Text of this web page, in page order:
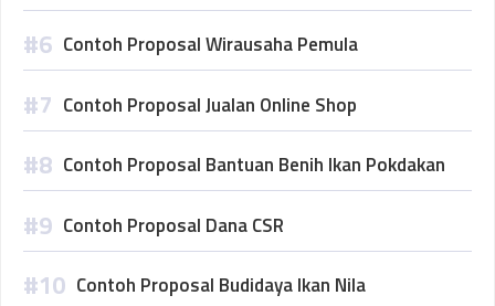
Contoh Proposal Wirausaha Pemula
Contoh Proposal Jualan Online Shop
Contoh Proposal Bantuan Benih Ikan Pokdakan
Contoh Proposal Dana CSR
Contoh Proposal Budidaya Ikan Nila